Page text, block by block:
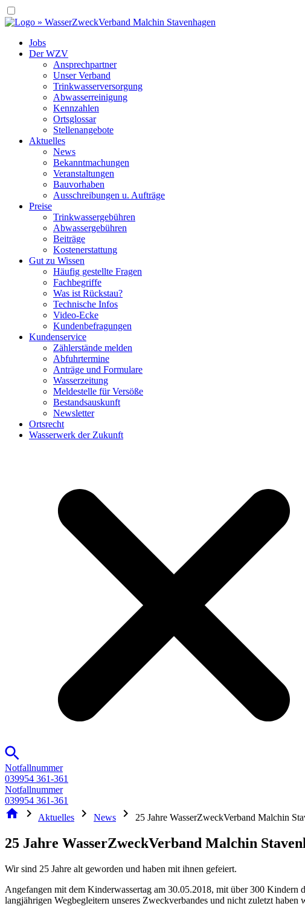
Jobs
Der WZV
Ansprechpartner
Unser Verband
Trinkwasser­versorgung
Abwasserreinigung
Kennzahlen
Ortsglossar
Stellenangebote
Aktuelles
News
Bekanntmachungen
Veranstaltungen
Bauvorhaben
Ausschreibungen u. Aufträge
Preise
Trinkwassergebühren
Abwassergebühren
Beiträge
Kostenerstattung
Gut zu Wissen
Häufig gestellte Fragen
Fachbegriffe
Was ist Rückstau?
Technische Infos
Video-Ecke
Kundenbefragungen
Kundenservice
Zählerstände melden
Abfuhrtermine
Anträge und Formulare
Wasserzeitung
Meldestelle für Versöße
Bestandsauskunft
Newsletter
Ortsrecht
Wasserwerk der Zukunft
Notfallnummer
039954 361-361
Notfallnummer
039954 361-361
home chevron_right Aktuelles chevron_right News chevron_right 25 Jahre WasserZweckVerband Malchin
25 Jahre WasserZweckVerband Malchin
Wir sind 25 Jahre alt geworden und haben mit ihnen gefeiert.
Angefangen mit dem Kinderwassertag am 30.05.2018, mit über 300 Kindern
langjährigen Wegbegleitern unseres Zweckverbandes und nicht zuletzt